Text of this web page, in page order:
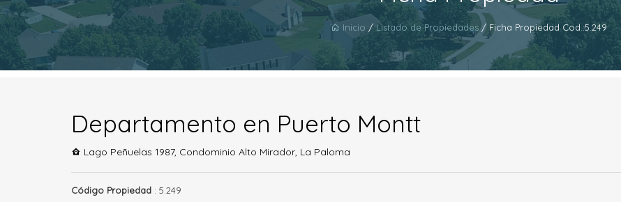
Inicio / Listado de Propiedades/ Ficha Propiedad Cod.:5.249
Departamento en Puerto Montt
Lago Peñuelas 1987, Condominio Alto Mirador, La Paloma
Código Propiedad : 5.249